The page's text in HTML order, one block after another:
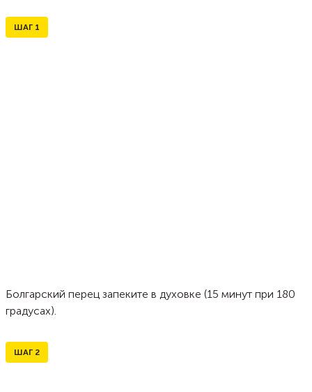
ШАГ 1
Болгарский перец запеките в духовке (15 минут при 180
градусах).
ШАГ 2